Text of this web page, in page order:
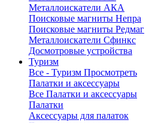
Металлоискатели АКА
Поисковые магниты Непра
Поисковые магниты Редмаг
Металлоискатели Сфинкс
Досмотровые устройства
Туризм
Все - Туризм Просмотреть
Палатки и аксессуары
Все Палатки и аксессуары
Палатки
Аксессуары для палаток